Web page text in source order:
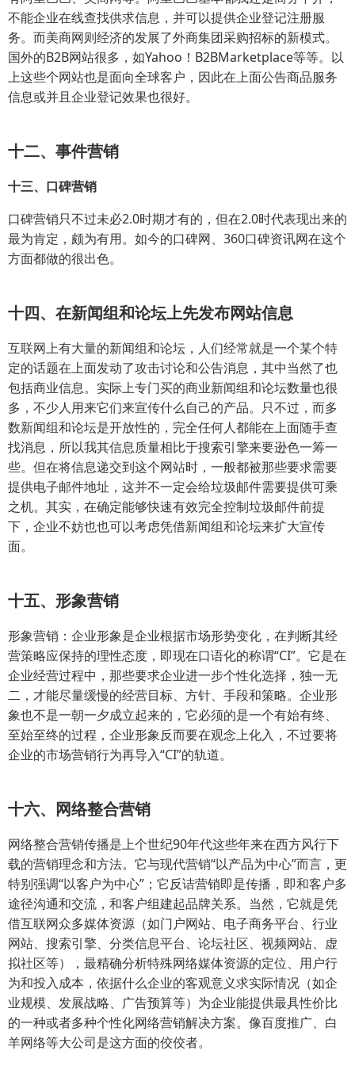
不能企业在线查找供求信息，并可以提供企业登记注册服
务。而美商网则经济的发展了外商集团采购招标的新模式。
国外的B2B网站很多，如Yahoo！B2BMarketplace等等。以
上这些个网站也是面向全球客户，因此在上面公告商品服务
信息或并且企业登记效果也很好。
十二、事件营销
十三、口碑营销
口碑营销只不过未必2.0时期才有的，但在2.0时代表现出来的
最为肯定，颇为有用。如今的口碑网、360口碑资讯网在这个
方面都做的很出色。
十四、在新闻组和论坛上先发布网站信息
互联网上有大量的新闻组和论坛，人们经常就是一个某个特
定的话题在上面发动了攻击讨论和公告消息，其中当然了也
包括商业信息。实际上专门买的商业新闻组和论坛数量也很
多，不少人用来它们来宣传什么自己的产品。只不过，而多
数新闻组和论坛是开放性的，完全任何人都能在上面随手查
找消息，所以我其信息质量相比于搜索引擎来要逊色一筹一
些。但在将信息递交到这个网站时，一般都被那些要求需要
提供电子邮件地址，这并不一定会给垃圾邮件需要提供可乘
之机。其实，在确定能够快速有效完全控制垃圾邮件前提
下，企业不妨也也可以考虑凭借新闻组和论坛来扩大宣传
面。
十五、形象营销
形象营销：企业形象是企业根据市场形势变化，在判断其经
营策略应保持的理性态度，即现在口语化的称谓“CI”。它是在
企业经营过程中，那些要求企业进一步个性化选择，独一无
二，才能尽量缓慢的经营目标、方针、手段和策略。企业形
象也不是一朝一夕成立起来的，它必须的是一个有始有终、
至始至终的过程，企业形象反而要在观念上化入，不过要将
企业的市场营销行为再导入“CI”的轨道。
十六、网络整合营销
网络整合营销传播是上个世纪90年代这些年来在西方风行下
载的营销理念和方法。它与现代营销“以产品为中心”而言，更
特别强调“以客户为中心”；它反诘营销即是传播，即和客户多
途径沟通和交流，和客户组建起品牌关系。当然，它就是凭
借互联网众多媒体资源（如门户网站、电子商务平台、行业
网站、搜索引擎、分类信息平台、论坛社区、视频网站、虚
拟社区等），最精确分析特殊网络媒体资源的定位、用户行
为和投入成本，依据什么企业的客观意义求实际情况（如企
业规模、发展战略、广告预算等）为企业能提供最具性价比
的一种或者多种个性化网络营销解决方案。像百度推广、白
羊网络等大公司是这方面的佼佼者。